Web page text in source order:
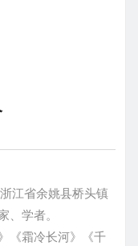
江省余姚县桥头镇
、学者。
《霜冷长河》《千